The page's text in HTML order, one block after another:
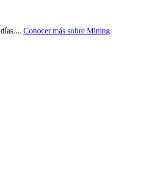
... Conocer más sobre Mining